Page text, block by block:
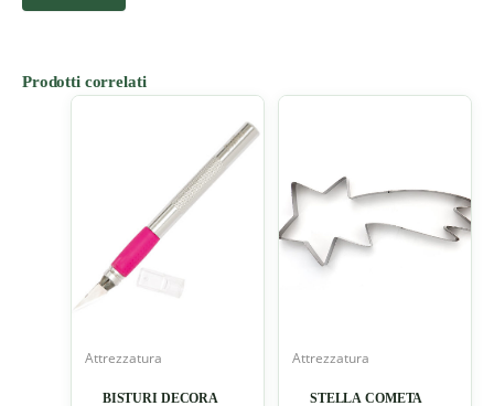
Prodotti correlati
Attrezzatura
BISTURI DECORA
Attrezzatura
STELLA COMETA